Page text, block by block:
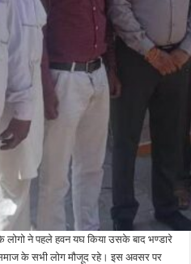
लोगो ने पहले हवन यघ किया उसके बाद भण्डारे
के सभी लोग मौजूद रहे। इस अवसर पर